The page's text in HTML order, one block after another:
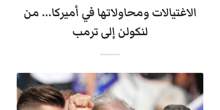
الاغتيالات ومحاولاتها في أميركا… من
لنكولن إلى ترمب